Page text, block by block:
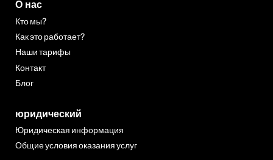
О нас
Кто мы?
Как это работает?
Наши тарифы
Контакт
Блог
юридический
Юридическая информация
Общие условия оказания услуг